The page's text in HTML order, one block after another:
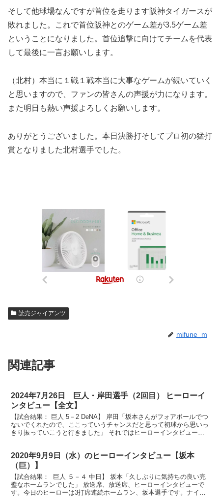
そして他球場なんですが首位を走ります阪神タイガースが
敗れました。これで首位阪神とのゲーム差が3.5ゲーム差
ということになりました。首位追撃に向けてチームを代表
して最後に一言お願いします。
（北村）本当に１戦１戦本当に大事なゲームが続いていく
と思いますので、ファンの皆さんの声援が力になります。
また明日も熱い声援よろしくお願いします。
ありがとうございました。本日決勝打そしてプロ初の猛打
賞となりました北村選手でした。
読売ジャイアンツ
mifune_m
関連記事
2024年7月26日 巨人・岸田選手（2回目） ヒーローイ
ンタビュー【全文】
【試合結果： 巨人 5－2 DeNA】 岸田「坂本さんがフォアボールでつ
ないでくれたので、ここっていうチャンスだと思って初球から思いっ
きり振っていこうと行きました」 それではヒーローインタビューで
2020年9月9日（水）のヒーローインタビュー【坂本
（巨）】
【試合結果： 巨人 ５－４ 中日】 坂本「久しぶりに気持ちの良い完
璧なホームランでした」 放送席、放送席、ヒーローインタビューで
す。今日のヒーローは3打席連続ホームラン、坂本選手です。ナイス